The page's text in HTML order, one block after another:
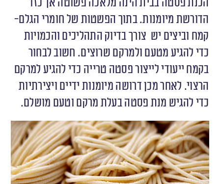
הכנת פסטה בבית הינה מלאכה פשוטה אך כזו
הדורשת מיומנות. בתוך הפשטות של חומרי הגלם-
קמח וביצים יש צורך בדיוק התהליכים והכמויות
כדי להגיע מטעם ולמרקם שרוצים. חשוב לבחור
בקמח ייעודי לייצור פסטה טרייה כדי להגיע למרקם
הרצוי. לאחר מכן דרושה מיומנות ידיים ויצירתיות
כדי להגיש מנת פסטה בעלת מרקם וטעם מושלם.